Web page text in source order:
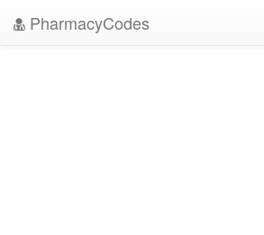
PharmacyCodes